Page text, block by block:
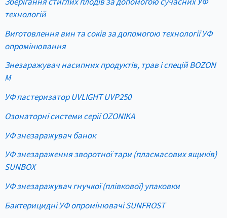
технологій
Виготовлення вин та соків за допомогою технології УФ
опромінювання
Знезаражувач насипних продуктів, трав і спецій BOZON
M
УФ пастеризатор UVLIGHT UVP250
Озонаторні системи серії OZONIKA
УФ знезаражувач банок
УФ знезараження зворотної тари (пласмасових ящиків)
SUNBOX
УФ знезаражувач гнучкої (плівкової) упаковки
Бактерицидні УФ опромінювачі SUNFROST